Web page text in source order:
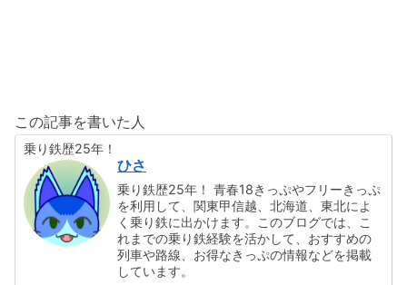
この記事を書いた人
乗り鉄歴25年！
ひさ
乗り鉄歴25年！ 青春18きっぷやフリーきっぷ
を利用して、関東甲信越、北海道、東北によ
く乗り鉄に出かけます。このブログでは、こ
れまでの乗り鉄経験を活かして、おすすめの
列車や路線、お得なきっぷの情報などを掲載
しています。